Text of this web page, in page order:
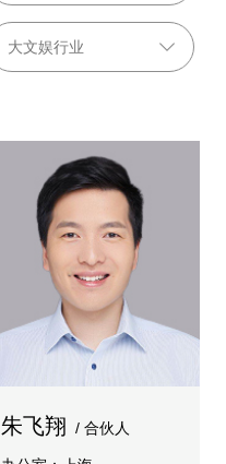
朱飞翔 / 合伙人